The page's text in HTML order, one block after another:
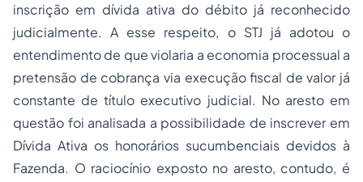
inscrição em dívida ativa do débito já reconhecido
judicialmente. A esse respeito, o STJ já adotou o
entendimento de que violaria a economia processual a
pretensão de cobrança via execução fiscal de valor já
constante de título executivo judicial. No aresto em
questão foi analisada a possibilidade de inscrever em
Dívida Ativa os honorários sucumbenciais devidos à
Fazenda. O raciocínio exposto no aresto, contudo, é